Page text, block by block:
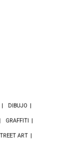
DIBUJO
GRAFFITI
ART